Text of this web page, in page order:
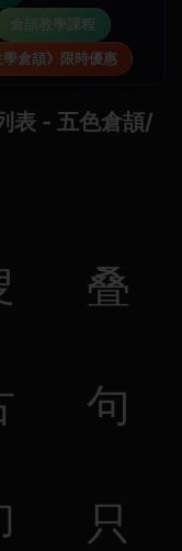
倉頡教學課程
學倉頡》限時優惠
表 - 五色倉頡/
叠
句
只